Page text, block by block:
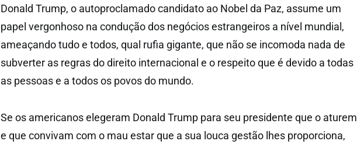
Donald Trump, o autoproclamado candidato ao Nobel da Paz, assume um
papel vergonhoso na condução dos negócios estrangeiros a nível mundial,
ameaçando tudo e todos, qual rufia gigante, que não se incomoda nada de
subverter as regras do direito internacional e o respeito que é devido a todas
as pessoas e a todos os povos do mundo.
Se os americanos elegeram Donald Trump para seu presidente que o aturem
e que convivam com o mau estar que a sua louca gestão lhes proporciona,